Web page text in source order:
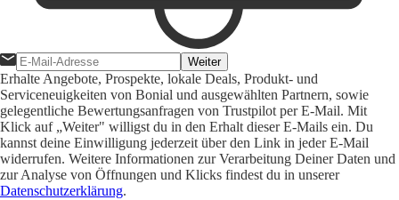
Weiter
Erhalte Angebote, Prospekte, lokale Deals, Produkt- und
Serviceneuigkeiten von Bonial und ausgewählten Partnern, sowie
gelegentliche Bewertungsanfragen von Trustpilot per E-Mail. Mit
Klick auf „Weiter" willigst du in den Erhalt dieser E-Mails ein. Du
kannst deine Einwilligung jederzeit über den Link in jeder E-Mail
widerrufen. Weitere Informationen zur Verarbeitung Deiner Daten und
zur Analyse von Öffnungen und Klicks findest du in unserer
Datenschutzerklärung.